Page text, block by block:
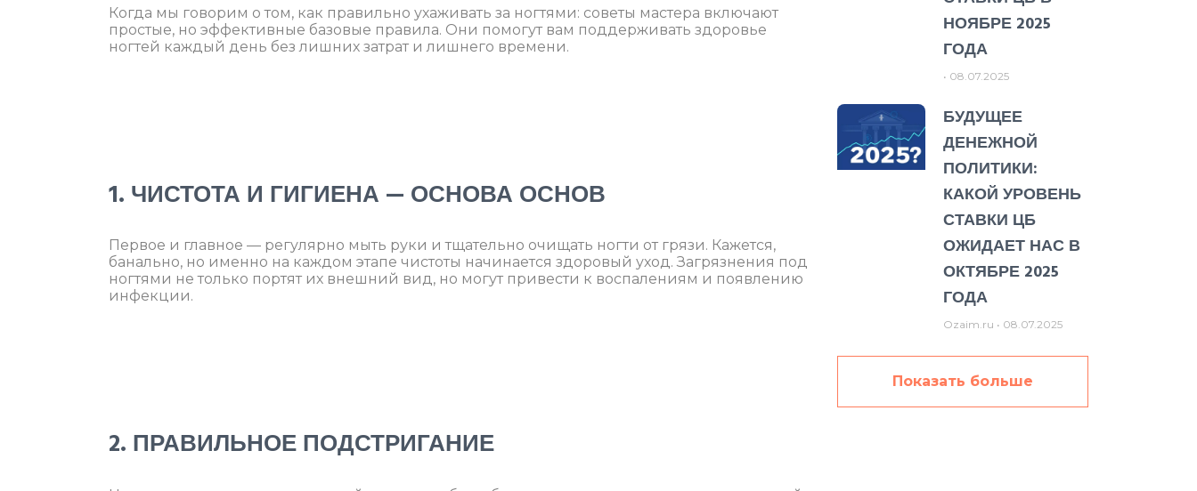
Когда мы говорим о том, как правильно ухаживать за ногтями: советы мастера включают
простые, но эффективные базовые правила. Они помогут вам поддерживать здоровье
ногтей каждый день без лишних затрат и лишнего времени.
1. ЧИСТОТА И ГИГИЕНА — ОСНОВА ОСНОВ
Первое и главное — регулярно мыть руки и тщательно очищать ногти от грязи. Кажется,
банально, но именно на каждом этапе чистоты начинается здоровый уход. Загрязнения под
ногтями не только портят их внешний вид, но могут привести к воспалениям и появлению
инфекции.
2. ПРАВИЛЬНОЕ ПОДСТРИГАНИЕ
НОЯБРЕ 2025
ГОДА
08.07.2025
БУДУЩЕЕ
ДЕНЕЖНОЙ
ПОЛИТИКИ:
КАКОЙ УРОВЕНЬ
СТАВКИ ЦБ
ОЖИДАЕТ НАС В
ОКТЯБРЕ 2025
ГОДА
Ozaim.ru 08.07.2025
Показать больше